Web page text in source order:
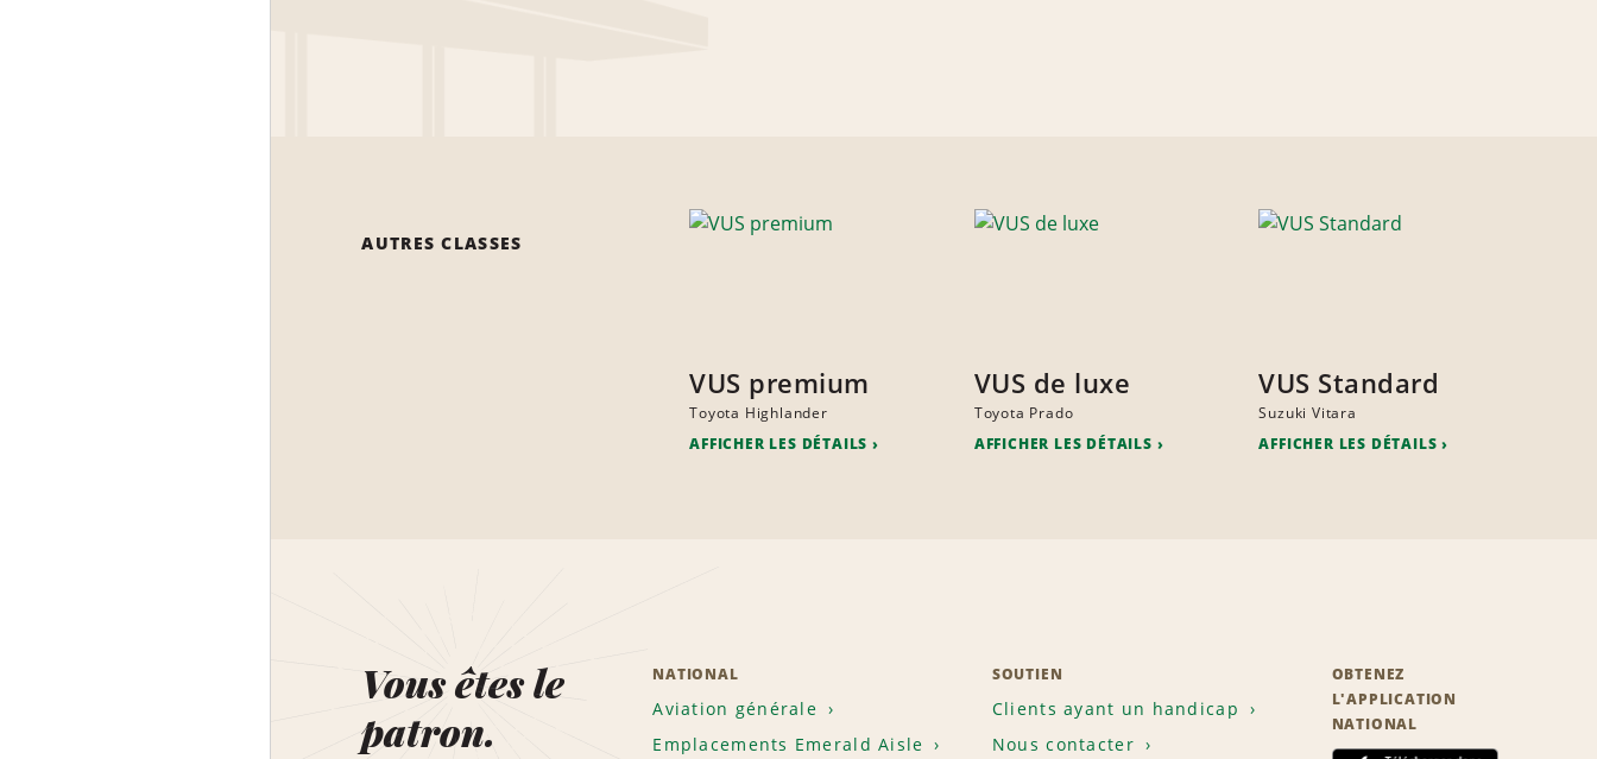
AUTRES CLASSES
VUS premium
Toyota Highlander
AFFICHER LES DÉTAILS
VUS de luxe
Toyota Prado
AFFICHER LES DÉTAILS
VUS Standard
Suzuki Vitara
AFFICHER LES DÉTAILS
Vous êtes le
patron.
NATIONAL
Aviation générale
Emplacements Emerald Aisle
SOUTIEN
Clients ayant un handicap
Nous contacter
OBTENEZ
L'APPLICATION
NATIONAL